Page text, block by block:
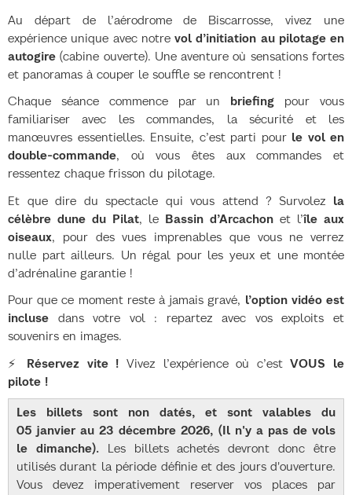
Au départ de l’aérodrome de Biscarrosse, vivez une
expérience unique avec notre vol d’initiation au pilotage en
autogire (cabine ouverte). Une aventure où sensations fortes
et panoramas à couper le souffle se rencontrent !
Chaque séance commence par un briefing pour vous
familiariser avec les commandes, la sécurité et les
manœuvres essentielles. Ensuite, c’est parti pour le vol en
double-commande, où vous êtes aux commandes et
ressentez chaque frisson du pilotage.
Et que dire du spectacle qui vous attend ? Survolez la
célèbre dune du Pilat, le Bassin d’Arcachon et l’île aux
oiseaux, pour des vues imprenables que vous ne verrez
nulle part ailleurs. Un régal pour les yeux et une montée
d’adrénaline garantie !
Pour que ce moment reste à jamais gravé, l’option vidéo est
incluse dans votre vol : repartez avec vos exploits et
souvenirs en images.
⚡ Réservez vite !Vivez l’expérience où c’estVOUS le
pilote !
Les billets sont non datés, et sont valables du
05 janvier au 23 décembre 2026, (Il n'y a pas de vols
le dimanche). Les billets achetés devront donc être
utilisés durant la période définie et des jours d'ouverture.
Vous devez imperativement reserver vos places par